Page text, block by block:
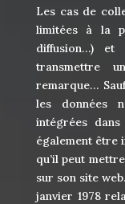
Les cas de
limitées à la
diffusion…)
transmettre
remarque…
les données
intégrées
également être
qu’il peut
sur son site
janvier 1978